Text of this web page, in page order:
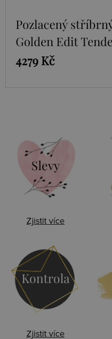
Pozlacený
Golden Edit
4279 Kč
Slevy
Zjistit více
Kontrola
Zjistit více